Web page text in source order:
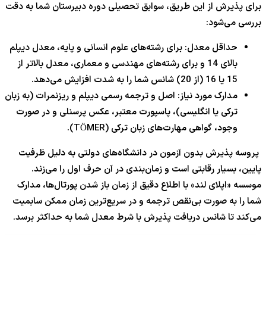
برای پذیرش از این طریق، سوابق تحصیلی دوره دبیرستان شما به دقت
بررسی می‌شود:
حداقل معدل: برای رشته‌های علوم انسانی و پایه، معدل دیپلم
بالای 14 و برای رشته‌های مهندسی و معماری، معدل بالاتر از
15 یا 16 (از 20) شانس شما را به شدت افزایش می‌دهد.
مدارک مورد نیاز: اصل و ترجمه رسمی دیپلم و ریزنمرات (به زبان
ترکی یا انگلیسی)، پاسپورت معتبر، عکس پرسنلی و در صورت
وجود، گواهی مهارت‌های زبان ترکی (TÖMER).
پروسه پذیرش بدون آزمون در دانشگاه‌های دولتی به دلیل ظرفیت
پایین، بسیار رقابتی است و زمان‌بندی در آن حرف اول را می‌زند.
موسسه «اپلای لند» با اطلاع دقیق از زمان باز شدن پورتال‌ها، مدارک
شما را به صورت بی‌نقص ترجمه و در سریع‌ترین زمان ممکن سابمیت
می‌کند تا شانس دریافت پذیرش با شرط معدل شما به حداکثر برسد.